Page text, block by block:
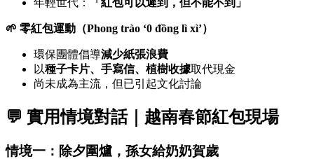
年輕世代：
「紅包可以遲到，但不能不到」
🌱 零紅包運動（Phong trào ‘0 đồng lì xì’）
環保團體倡導減少紙張浪費
以種子卡片、手寫信、植樹收據取代現金
尚未成為主流，但已引起文化討論
💬 實用情境對話｜越南春節紅包現場
情境一：除夕圍爐，孫女給奶奶賀歲